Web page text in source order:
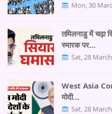
Mon, 30
तमिलनाडु में चढ़ा
स्मारक पर…
Sat, 28
West Asia
मोदी…
Sat, 28